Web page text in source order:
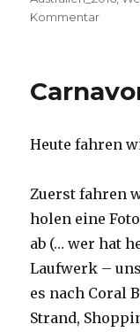
Kommentarzu
Heute fahren
Zuerst fahren
holen eine
ab (… wer hat
Laufwerk –
es nach Coral
Strand,